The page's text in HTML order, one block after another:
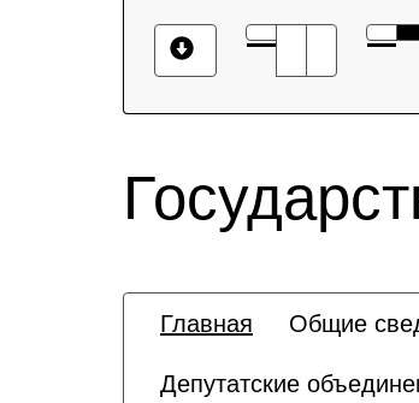
Главная Общие
Депутатские